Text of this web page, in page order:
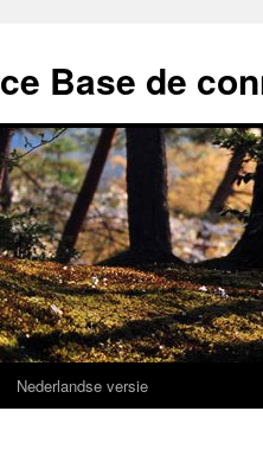
Base de
Nederlandse versie